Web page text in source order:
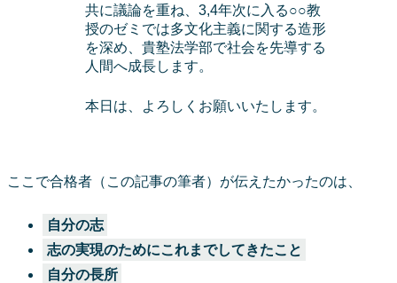
共に議論を重ね、3,4年次に入る○○教
授のゼミでは多文化主義に関する造形
を深め、貴塾法学部で社会を先導する
人間へ成長します。
本日は、よろしくお願いいたします。
ここで合格者（この記事の筆者）が伝えたかったのは、
自分の志
志の実現のためにこれまでしてきたこと
自分の長所